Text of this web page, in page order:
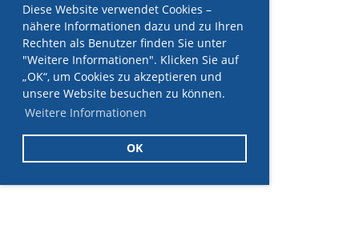
Diese Website verwendet Cookies –
nähere Informationen dazu und zu Ihren
Rechten als Benutzer finden Sie unter
"Weitere Informationen". Klicken Sie auf
„OK“, um Cookies zu akzeptieren und
unsere Website besuchen zu können.
Weitere Informationen
OK